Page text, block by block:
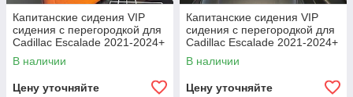
Капитанские сидения VIP
сидения c перегородкой для
Cadillac Escalade 2021-2024+
В наличии
Цену уточняйте
Капитанские сидения VIP
сидения c перегородкой для
Cadillac Escalade 2021-2024+
В наличии
Цену уточняйте